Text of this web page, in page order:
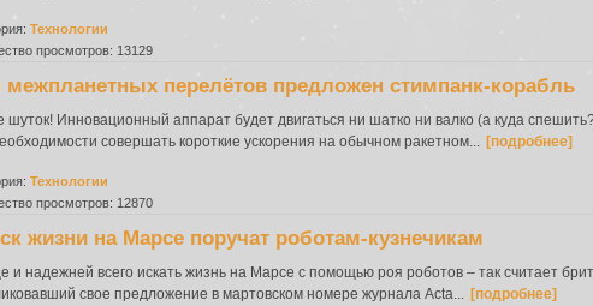
Технологии
просмотров: 13129
перелётов предложен стимпанк-корабль
шуток! Инновационный аппарат будет двигаться ни шатко ни валко (а куда
совершать короткие ускорения на обычном ракетном... [подробнее]
Технологии
просмотров: 12870
жизни на Марсе поручат роботам-кузнечикам
и надежней всего искать жизнь на Марсе с помощью роя роботов – так считает
свое предложение в мартовском номере журнала Acta... [подробнее]